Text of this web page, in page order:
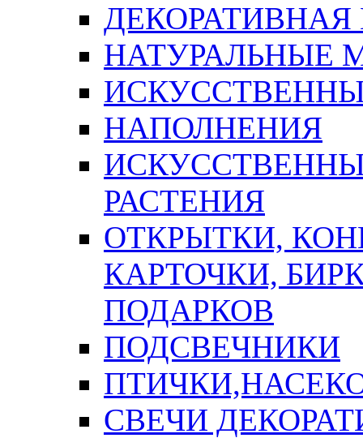
ДЕКОРАТИВНАЯ
НАТУРАЛЬНЫЕ
НАПОЛНЕНИЯ
РАСТЕНИЯ
ОТКРЫТКИ,
КАРТОЧКИ,
ПОДАРКОВ
ПОДСВЕЧНИКИ
СВЕЧИ